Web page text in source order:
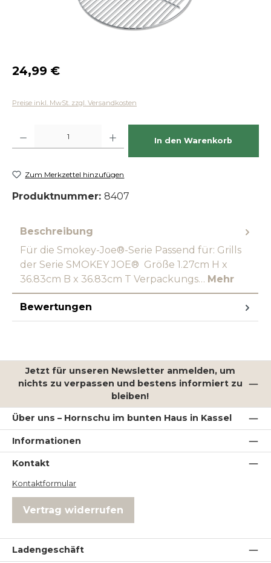
Regulärer Preis:
24,99 €
Preise inkl. MwSt. zzgl. Versandkosten
In den Warenkorb
Zum Merkzettel hinzufügen
Produktnummer: 8407
Beschreibung
Für die Smokey-Joe®-Serie Passend für: Grills
der Serie SMOKEY JOE® Größe 1.27cm H x
36.83cm B x 36.83cm T Verpackungs… Mehr
Bewertungen
Jetzt für unseren Newsletter anmelden, um
nichts zu verpassen und bestens informiert zu
bleiben!
Über uns – Hornschu im bunten Haus in Kassel
Informationen
Kontakt
Kontaktformular
Vertrag widerrufen
Ladengeschäft